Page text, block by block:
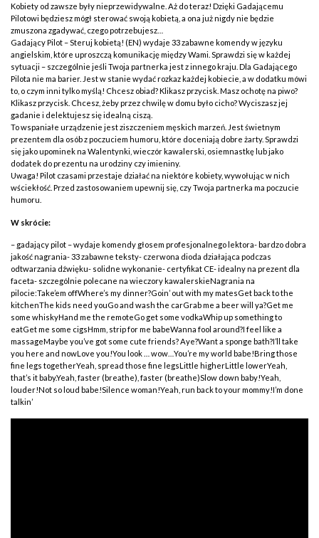
Kobiety od zawsze były nieprzewidywalne. Aż do teraz! Dzięki Gadającemu
Pilotowi będziesz mógł sterować swoją kobietą, a ona już nigdy nie będzie
zmuszona zgadywać, czego potrzebujesz…
Gadający Pilot – Steruj kobietą! (EN) wydaje 33 zabawne komendy w języku
angielskim, które uproszczą komunikację między Wami. Sprawdzi się w każdej
sytuacji – szczególnie jeśli Twoja partnerka jest z innego kraju. Dla Gadającego
Pilota nie ma barier. Jest w stanie wydać rozkaz każdej kobiecie, a w dodatku mówi
to, o czym inni tylko myślą! Chcesz obiad? Klikasz przycisk. Masz ochotę na piwo?
Klikasz przycisk. Chcesz, żeby przez chwilę w domu było cicho? Wyciszasz jej
gadanie i delektujesz się idealną ciszą.
To wspaniałe urządzenie jest ziszczeniem męskich marzeń. Jest świetnym
prezentem dla osób z poczuciem humoru, które doceniają dobre żarty. Sprawdzi
się jako upominek na Walentynki, wieczór kawalerski, osiemnastkę lub jako
dodatek do prezentu na urodziny czy imieniny.
Uwaga! Pilot czasami przestaje działać na niektóre kobiety, wywołując w nich
wściekłość. Przed zastosowaniem upewnij się, czy Twoja partnerka ma poczucie
humoru.
W skrócie:
– gadający pilot – wydaje komendy głosem profesjonalnego lektora- bardzo dobra
jakość nagrania- 33 zabawne teksty- czerwona dioda działająca podczas
odtwarzania dźwięku- solidne wykonanie- certyfikat CE- idealny na prezent dla
faceta- szczególnie polecane na wieczory kawalerskieNagrania na
pilocie:Take’em offWhere’s my dinner?Goin’ out with my matesGet back to the
kitchenThe kids need youGo and wash the carGrab me a beer will ya?Get me
some whiskyHand me the remoteGo get some vodkaWhip up something to
eatGet me some cigsHmm, strip for me babeWanna fool around?I feel like a
massageMaybe you’ve got some cute friends? Aye?Want a sponge bath?I’ll take
you here and nowLove you!You look … wow…You’re my world babe!Bring those
fine legs togetherYeah, spread those fine legsLittle higherLittle lowerYeah,
that’s it baby.Yeah, faster (breathe), faster (breathe)Slow down baby!Yeah,
louder!Not so loud babe!Silence woman!Yeah, run back to your mommy!I’m done
talkin’